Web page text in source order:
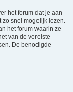
het forum dat je aan
snel mogelijk lezen.
het forum waarin ze
van de vereiste
De benodigde